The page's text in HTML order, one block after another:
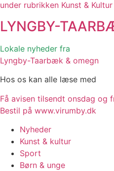
under rubrikken Kunst & Kultur
LYNGBY-
Lokale nyheder fra
Lyngby-Taarbæk & omegn
Hos os kan alle læse med
Få avisen tilsendt onsdag og
Bestil på www.virumby.dk
Nyheder
Kunst & kultur
Sport
Børn & unge